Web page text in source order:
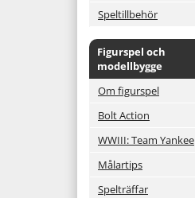
Speltillbehör
Figurspel och
modellbygge
Om figurspel
Bolt Action
WWIII: Team Yankee
Målartips
Spelträffar